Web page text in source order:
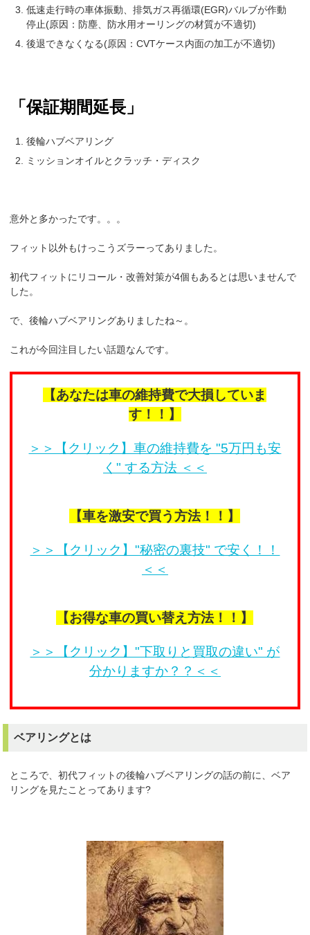
低速走行時の車体振動、排気ガス再循環(EGR)バルブが作動
停止(原因：防塵、防水用オーリングの材質が不適切)
後退できなくなる(原因：CVTケース内面の加工が不適切)
「保証期間延長」
後輪ハブベアリング
ミッションオイルとクラッチ・ディスク
意外と多かったです。。。
フィット以外もけっこうズラーってありました。
初代フィットにリコール・改善対策が4個もあるとは思いませんで
した。
で、後輪ハブベアリングありましたね～。
これが今回注目したい話題なんです。
【あなたは車の維持費で大損していま
す！！】
＞＞【クリック】車の維持費を "5万円も安
く" する方法 ＜＜
【車を激安で買う方法！！】
＞＞【クリック】"秘密の裏技" で安く！！
＜＜
【お得な車の買い替え方法！！】
＞＞【クリック】"下取りと買取の違い" が
分かりますか？？＜＜
ベアリングとは
ところで、初代フィットの後輪ハブベアリングの話の前に、ベア
リングを見たことってあります?